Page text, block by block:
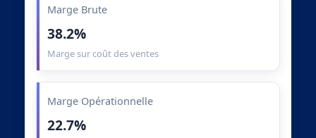
Marge Brute
38.2%
Marge sur coût des ventes
Marge Opérationnelle
22.7%